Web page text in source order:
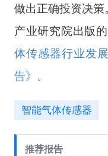
做出正确投资决
产业研究院出版的
体传感器行业发
告》。
智能气体传感器
推荐报告